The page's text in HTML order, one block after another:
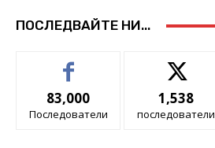
ПОСЛЕДВАЙТЕ НИ...
83,000
Последователи
1,538
последователи